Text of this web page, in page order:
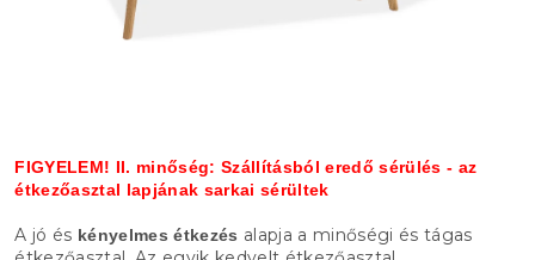
FIGYELEM! II. minőség: Szállításból eredő sérülés - az
étkezőasztal lapjának sarkai sérültek
A jó és kényelmes étkezés alapja a minőségi és tágas